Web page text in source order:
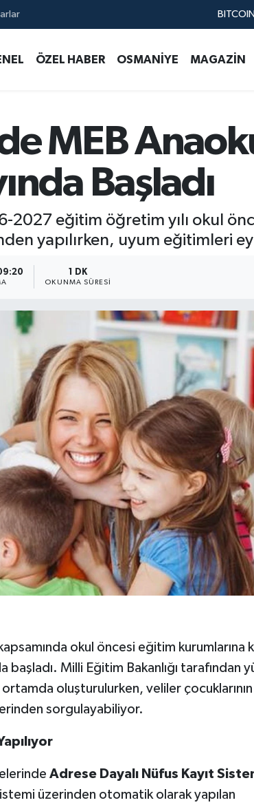
BITCOIN
ÖZEL HABER OSMANİYE MAGAZİN
MEB
Başladı
2027 eğitim öğretim yılı okul
yapılırken, uyum eğitimleri
1 DK
OKUNMA SÜRESI
okul öncesi eğitim kurumlarına
başladı. Milli Eğitim Bakanlığı tarafından
oluşturulurken, veliler çocuklarının
sorgulayabiliyor.
Adrese Dayalı Nüfus Kayıt
üzerinden otomatik olarak yapılan